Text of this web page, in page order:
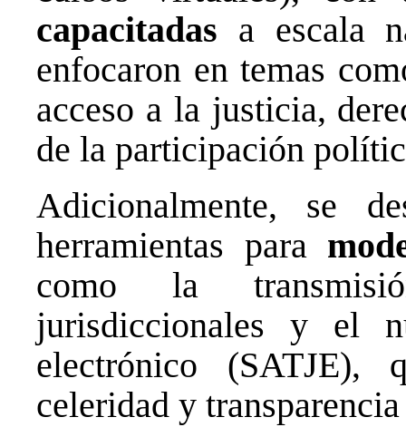
capacitadas a escala
enfocaron en temas
acceso a la justicia,
de la participación
Adicionalmente, se
herramientas para
como la
jurisdiccionales y el
electrónico (SATJE),
celeridad y